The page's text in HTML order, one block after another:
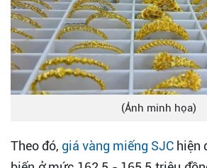
(Ảnh minh họa)
Theo đó, giá vàng miếng SJC hiện